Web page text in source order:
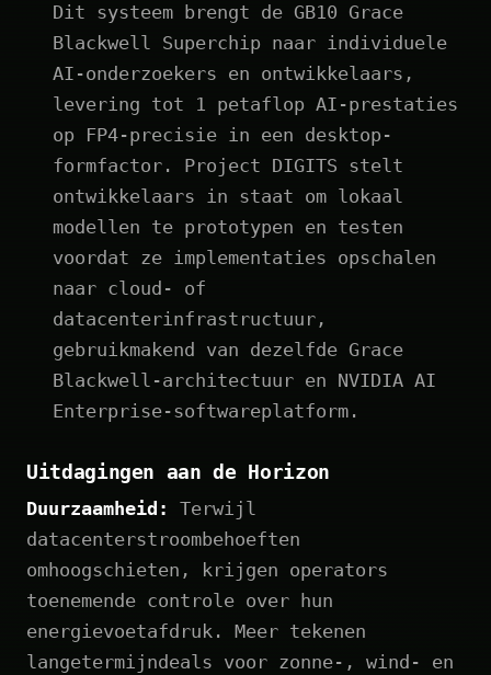
Dit systeem brengt de GB10 Grace
Blackwell Superchip naar individuele
AI-onderzoekers en ontwikkelaars,
levering tot 1 petaflop AI-prestaties
op FP4-precisie in een desktop-
formfactor. Project DIGITS stelt
ontwikkelaars in staat om lokaal
modellen te prototypen en testen
voordat ze implementaties opschalen
naar cloud- of
datacenterinfrastructuur,
gebruikmakend van dezelfde Grace
Blackwell-architectuur en NVIDIA AI
Enterprise-softwareplatform.
Uitdagingen aan de Horizon
Duurzaamheid:
Terwijl
datacenterstroombehoeften
omhoogschieten, krijgen operators
toenemende controle over hun
energievoetafdruk. Meer tekenen
langetermijndeals voor zonne-, wind- en